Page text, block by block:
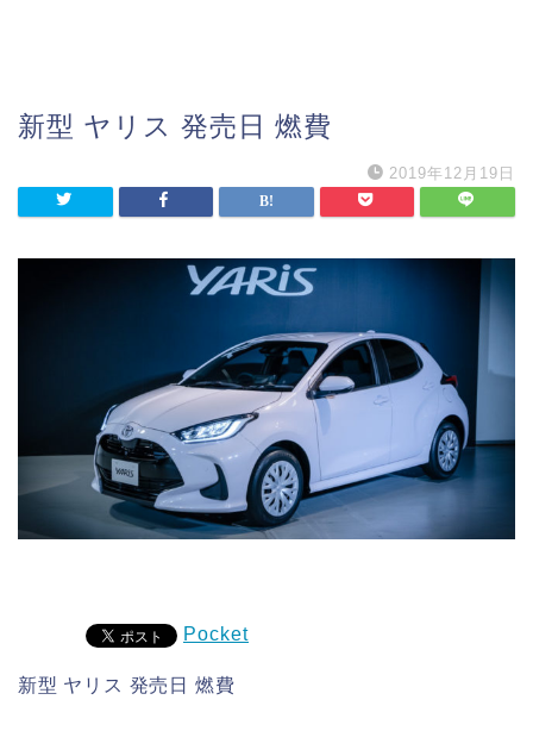
新型 ヤリス 発売日 燃費
2019年12月19日
Pocket
新型 ヤリス 発売日 燃費